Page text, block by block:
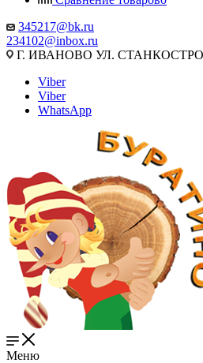
345217@bk.ru
234102@inbox.ru
Г. ИВАНОВО УЛ.
Viber
Viber
WhatsApp
Меню